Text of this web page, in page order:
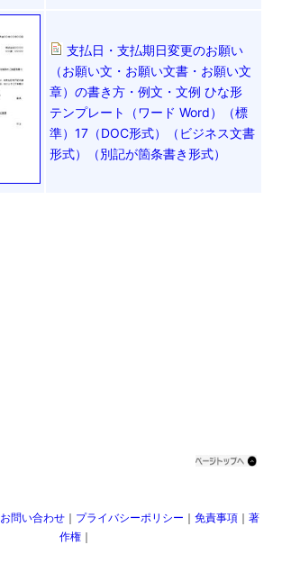
支払日・支払期日変更のお願い
（お願い文・お願い文書・お願い文
章）の書き方・例文・文例 ひな形
テンプレート（ワード Word）（標
準）17（DOC形式）（ビジネス文書
形式）（別記が箇条書き形式）
お問い合わせ ｜ プライバシーポリシー ｜ 免責事項 ｜ 著
作権 ｜